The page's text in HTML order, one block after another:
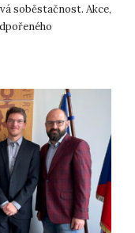
soběstačnost. Akce,